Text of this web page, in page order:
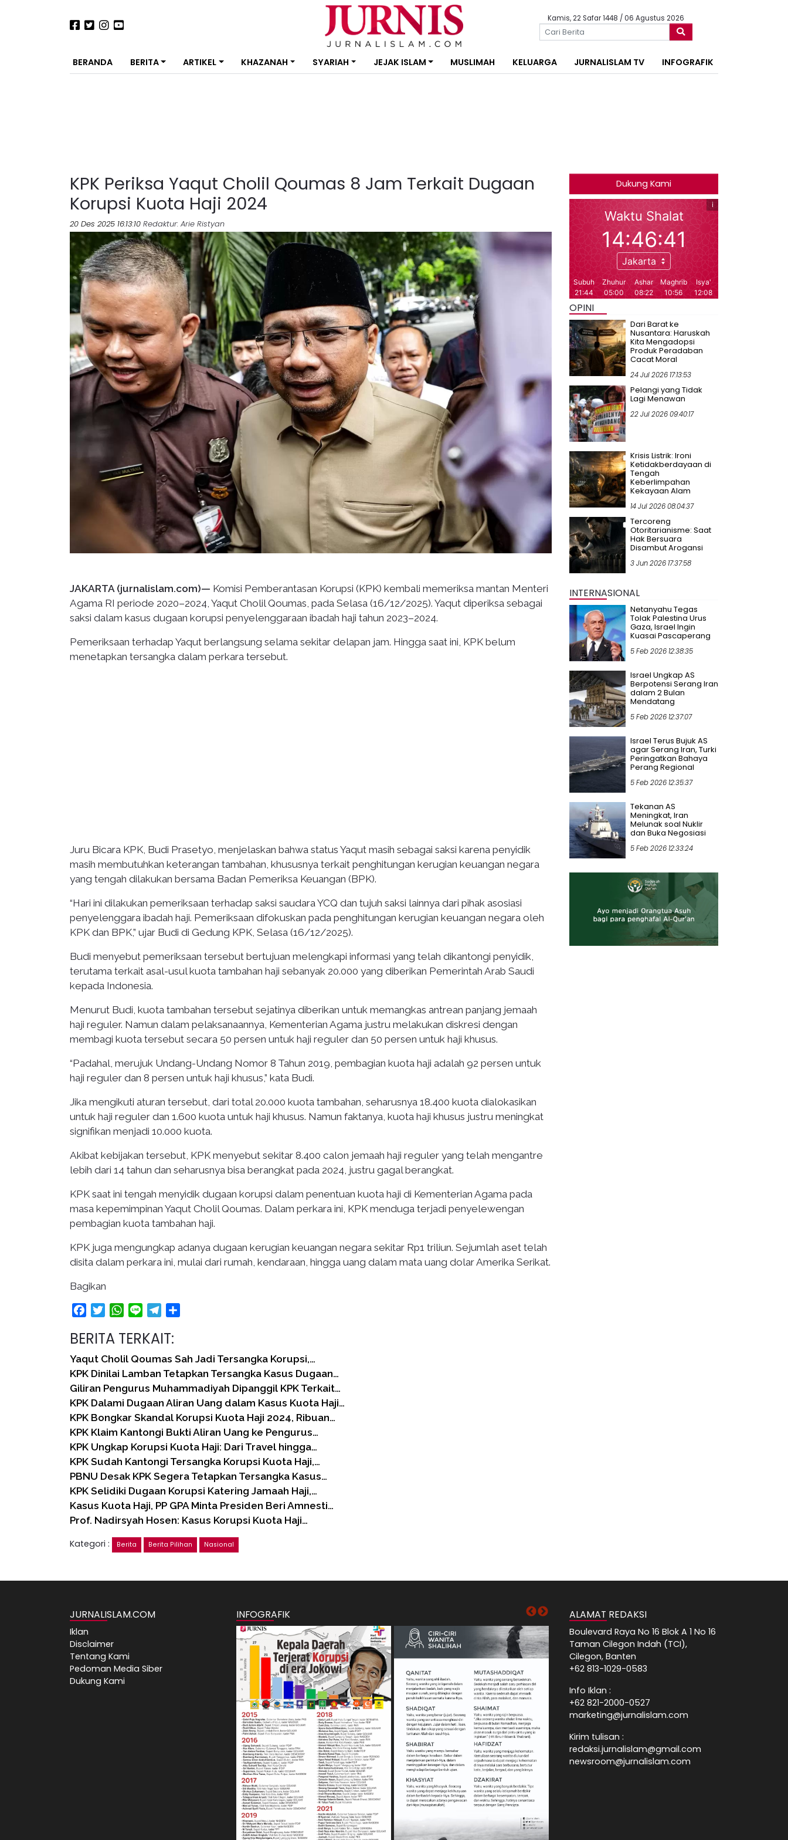
Kamis, 22 Safar 1448 / 06 Agustus 2026
BERANDA BERITA ARTIKEL KHAZANAH SYARIAH JEJAK ISLAM MUSLIMAH KELUARGA JURNALISLAM TV INFOGRAFIK
KPK Periksa Yaqut Cholil Qoumas 8 Jam Terkait Dugaan
Korupsi Kuota Haji 2024
20 Des 2025 16:13:10 Redaktur: Arie Ristyan
JAKARTA (jurnalislam.com)— Komisi Pemberantasan Korupsi (KPK) kembali memeriksa mantan Menteri
Agama RI periode 2020–2024, Yaqut Cholil Qoumas, pada Selasa (16/12/2025). Yaqut diperiksa sebagai
saksi dalam kasus dugaan korupsi penyelenggaraan ibadah haji tahun 2023–2024.
Pemeriksaan terhadap Yaqut berlangsung selama sekitar delapan jam. Hingga saat ini, KPK belum
menetapkan tersangka dalam perkara tersebut.
Juru Bicara KPK, Budi Prasetyo, menjelaskan bahwa status Yaqut masih sebagai saksi karena penyidik
masih membutuhkan keterangan tambahan, khususnya terkait penghitungan kerugian keuangan negara
yang tengah dilakukan bersama Badan Pemeriksa Keuangan (BPK).
“Hari ini dilakukan pemeriksaan terhadap saksi saudara YCQ dan tujuh saksi lainnya dari pihak asosiasi
penyelenggara ibadah haji. Pemeriksaan difokuskan pada penghitungan kerugian keuangan negara oleh
KPK dan BPK,” ujar Budi di Gedung KPK, Selasa (16/12/2025).
Budi menyebut pemeriksaan tersebut bertujuan melengkapi informasi yang telah dikantongi penyidik,
terutama terkait asal-usul kuota tambahan haji sebanyak 20.000 yang diberikan Pemerintah Arab Saudi
kepada Indonesia.
Menurut Budi, kuota tambahan tersebut sejatinya diberikan untuk memangkas antrean panjang jemaah
haji reguler. Namun dalam pelaksanaannya, Kementerian Agama justru melakukan diskresi dengan
membagi kuota tersebut secara 50 persen untuk haji reguler dan 50 persen untuk haji khusus.
“Padahal, merujuk Undang-Undang Nomor 8 Tahun 2019, pembagian kuota haji adalah 92 persen untuk
haji reguler dan 8 persen untuk haji khusus,” kata Budi.
Jika mengikuti aturan tersebut, dari total 20.000 kuota tambahan, seharusnya 18.400 kuota dialokasikan
untuk haji reguler dan 1.600 kuota untuk haji khusus. Namun faktanya, kuota haji khusus justru meningkat
signifikan menjadi 10.000 kuota.
Akibat kebijakan tersebut, KPK menyebut sekitar 8.400 calon jemaah haji reguler yang telah mengantre
lebih dari 14 tahun dan seharusnya bisa berangkat pada 2024, justru gagal berangkat.
KPK saat ini tengah menyidik dugaan korupsi dalam penentuan kuota haji di Kementerian Agama pada
masa kepemimpinan Yaqut Cholil Qoumas. Dalam perkara ini, KPK menduga terjadi penyelewengan
pembagian kuota tambahan haji.
KPK juga mengungkap adanya dugaan kerugian keuangan negara sekitar Rp1 triliun. Sejumlah aset telah
disita dalam perkara ini, mulai dari rumah, kendaraan, hingga uang dalam mata uang dolar Amerika Serikat.
Bagikan
FacebookTwitterWhatsApp
Line Telegram
BERITA TERKAIT:
Yaqut Cholil Qoumas Sah Jadi Tersangka Korupsi,…
KPK Dinilai Lamban Tetapkan Tersangka Kasus Dugaan…
Giliran Pengurus Muhammadiyah Dipanggil KPK Terkait…
KPK Dalami Dugaan Aliran Uang dalam Kasus Kuota Haji…
KPK Bongkar Skandal Korupsi Kuota Haji 2024, Ribuan…
KPK Klaim Kantongi Bukti Aliran Uang ke Pengurus…
KPK Ungkap Korupsi Kuota Haji: Dari Travel hingga…
KPK Sudah Kantongi Tersangka Korupsi Kuota Haji,…
PBNU Desak KPK Segera Tetapkan Tersangka Kasus…
KPK Selidiki Dugaan Korupsi Katering Jamaah Haji,…
Kasus Kuota Haji, PP GPA Minta Presiden Beri Amnesti…
Prof. Nadirsyah Hosen: Kasus Korupsi Kuota Haji…
Kategori :
Berita Berita Pilihan Nasional
Dukung Kami
OPINI
Dari Barat ke
Nusantara: Haruskah
Kita Mengadopsi
Produk Peradaban
Cacat Moral
24 Jul 2026 17:13:53
Pelangi yang Tidak
Lagi Menawan
22 Jul 2026 09:40:17
Krisis Listrik: Ironi
Ketidakberdayaan di
Tengah
Keberlimpahan
Kekayaan Alam
14 Jul 2026 08:04:37
Tercoreng
Otoritarianisme: Saat
Hak Bersuara
Disambut Arogansi
3 Jun 2026 17:37:58
INTERNASIONAL
Netanyahu Tegas
Tolak Palestina Urus
Gaza, Israel Ingin
Kuasai Pascaperang
5 Feb 2026 12:38:35
Israel Ungkap AS
Berpotensi Serang Iran
dalam 2 Bulan
Mendatang
5 Feb 2026 12:37:07
Israel Terus Bujuk AS
agar Serang Iran, Turki
Peringatkan Bahaya
Perang Regional
5 Feb 2026 12:35:37
Tekanan AS
Meningkat, Iran
Melunak soal Nuklir
dan Buka Negosiasi
5 Feb 2026 12:33:24
JURNALISLAM.COM
Iklan
Disclaimer
Tentang Kami
Pedoman Media Siber
Dukung Kami
INFOGRAFIK ALAMAT REDAKSI
Boulevard Raya No 16 Blok A 1 No 16
Taman Cilegon Indah (TCI),
Cilegon, Banten
+62 813-1029-0583
Info Iklan :
+62 821-2000-0527
marketing@jurnalislam.com
Kirim tulisan :
redaksi.jurnalislam@gmail.com
newsroom@jurnalislam.com